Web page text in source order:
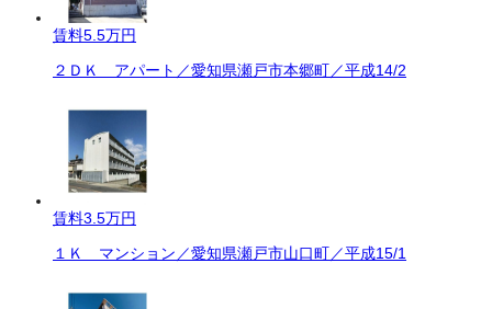
賃料5.5万円
２ＤＫ アパート／愛知県瀬戸市本郷町／平成14/2
賃料3.5万円
１Ｋ マンション／愛知県瀬戸市山口町／平成15/1